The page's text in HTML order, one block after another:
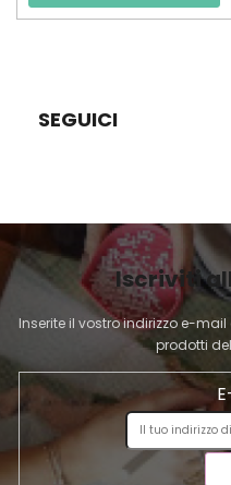
G
N
A
SEGUICI
Iscriviti
Inserite il vostro indirizzo e-
prodotti